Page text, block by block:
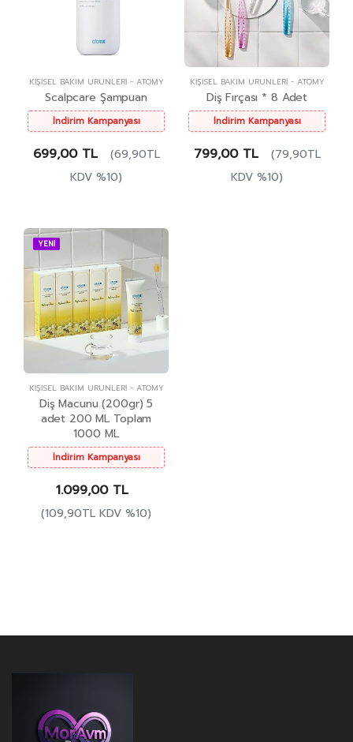
KIŞISEL BAKIM ÜRÜNLERI- ATOMY
Scalpcare Şampuan
İndirim Kampanyası
699,00 TL
(69,90TL
KDV %10)
KIŞISEL BAKIM ÜRÜNLERI- ATOMY
Diş Fırçası * 8 Adet
İndirim Kampanyası
799,00 TL
(79,90TL
KDV %10)
YENİ
KIŞISEL BAKIM ÜRÜNLERI- ATOMY
Diş Macunu (200gr) 5
adet 200 ML Toplam
1000 ML
İndirim Kampanyası
1.099,00 TL
(109,90TL KDV %10)